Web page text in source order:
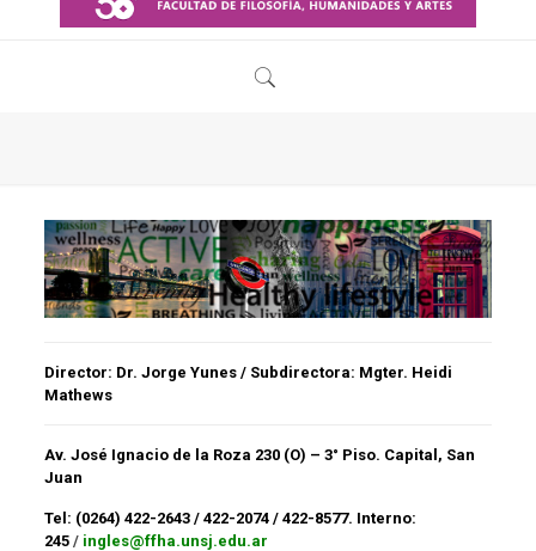
Director: Dr. Jorge Yunes / Subdirectora: Mgter. Heidi
Mathews
Av. José Ignacio de la Roza 230 (O) – 3° Piso. Capital, San
Juan
Tel: (0264) 422-2643 / 422-2074 / 422-8577. Interno:
245/ ingles@ffha.unsj.edu.ar